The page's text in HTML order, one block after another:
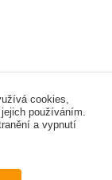
cookies,
používáním.
a vypnutí